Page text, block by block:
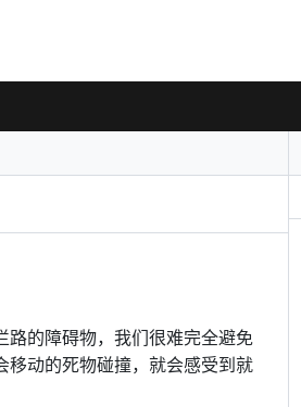
路的障碍物，我们很难完全避免
移动的死物碰撞，就会感受到就